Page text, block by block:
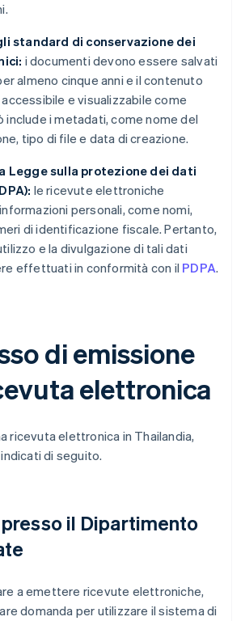
standard di conservazione dei
i documenti devono essere salvati
almeno cinque anni e il contenuto
e visualizzabile come
include i metadati, come nome del
tipo di file e data di creazione.
Legge sulla protezione dei dati
le ricevute elettroniche
personali, come nomi,
di identificazione fiscale. Pertanto,
e la divulgazione di tali dati
effettuati in conformità con il PDPA.
di emissione
elettronica
ricevuta elettronica in Thailandia,
di seguito.
il Dipartimento
a emettere ricevute elettroniche,
domanda per utilizzare il sistema di